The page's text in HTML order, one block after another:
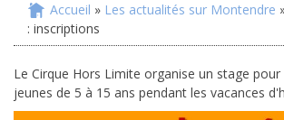
Vous êtes ici
Accueil » Les actualités sur Montendre
: inscriptions
Le Cirque Hors Limite organise un stage
jeunes de 5 à 15 ans pendant les vacances